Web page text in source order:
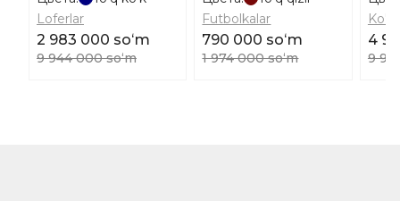
Loferlar
2 983 000 soʻm
9 944 000 soʻm
Futbolkalar
790 000 soʻm
1 974 000 soʻm
4
9